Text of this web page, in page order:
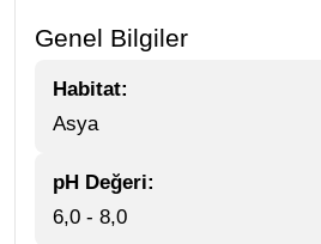
Genel Bilgiler
Habitat:
Asya
pH Değeri:
6,0 - 8,0